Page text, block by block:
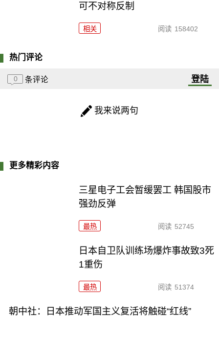
可不对称反制
相关 阅读 158402
热门评论
0 条评论 登陆
我来说两句
更多精彩内容
三星电子工会暂缓罢工 韩国股市
强劲反弹
最热 阅读 52745
日本自卫队训练场爆炸事故致3死
1重伤
最热 阅读 51374
朝中社：日本推动军国主义复活将触碰“红线”